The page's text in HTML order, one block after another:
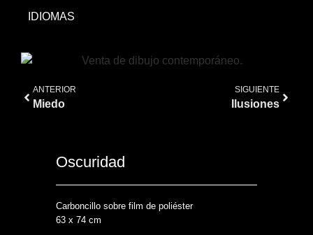
IDIOMAS
ANTERIOR
Miedo
SIGUIENTE
Ilusiones
Oscuridad
Carboncillo sobre film de poliéster
63 x 74 cm